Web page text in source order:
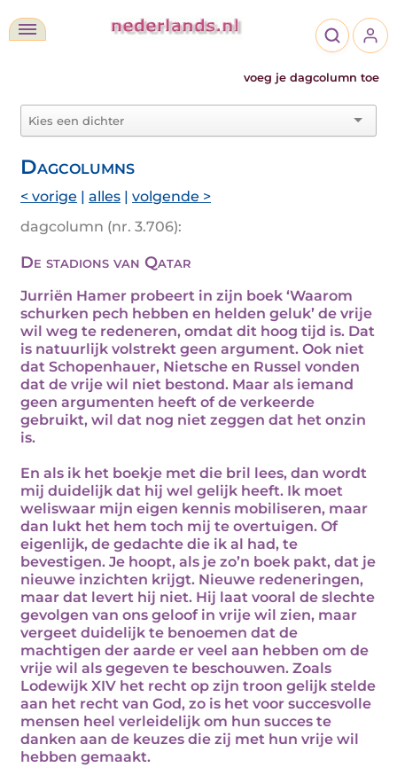
voeg je dagcolumn toe
Dagcolumns
< vorige | alles | volgende >
dagcolumn (nr. 3.706):
De stadions van Qatar
Jurriën Hamer probeert in zijn boek ‘Waarom
schurken pech hebben en helden geluk’ de vrije
wil weg te redeneren, omdat dit hoog tijd is. Dat
is natuurlijk volstrekt geen argument. Ook niet
dat Schopenhauer, Nietsche en Russel vonden
dat de vrije wil niet bestond. Maar als iemand
geen argumenten heeft of de verkeerde
gebruikt, wil dat nog niet zeggen dat het onzin
is.
En als ik het boekje met die bril lees, dan wordt
mij duidelijk dat hij wel gelijk heeft. Ik moet
weliswaar mijn eigen kennis mobiliseren, maar
dan lukt het hem toch mij te overtuigen. Of
eigenlijk, de gedachte die ik al had, te
bevestigen. Je hoopt, als je zo’n boek pakt, dat je
nieuwe inzichten krijgt. Nieuwe redeneringen,
maar dat levert hij niet. Hij laat vooral de slechte
gevolgen van ons geloof in vrije wil zien, maar
vergeet duidelijk te benoemen dat de
machtigen der aarde er veel aan hebben om de
vrije wil als gegeven te beschouwen. Zoals
Lodewijk XIV het recht op zijn troon gelijk stelde
aan het recht van God, zo is het voor succesvolle
mensen heel verleidelijk om hun succes te
danken aan de keuzes die zij met hun vrije wil
hebben gemaakt.